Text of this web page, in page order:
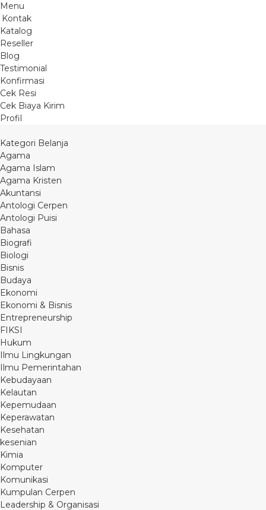
Menu
Kontak
Katalog
Reseller
Blog
Testimonial
Konfirmasi
Cek Resi
Cek Biaya Kirim
Profil
Kategori Belanja
Agama
Agama Islam
Agama Kristen
Akuntansi
Antologi Cerpen
Antologi Puisi
Bahasa
Biografi
Biologi
Bisnis
Budaya
Ekonomi
Ekonomi & Bisnis
Entrepreneurship
FIKSI
Hukum
Ilmu Lingkungan
Ilmu Pemerintahan
Kebudayaan
Kelautan
Kepemudaan
Keperawatan
Kesehatan
kesenian
Kimia
Komputer
Komunikasi
Kumpulan Cerpen
Leadership & Organisasi